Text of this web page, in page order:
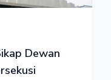
Dewan